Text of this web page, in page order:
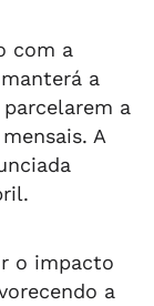
com a
a
a
A
o impacto
a